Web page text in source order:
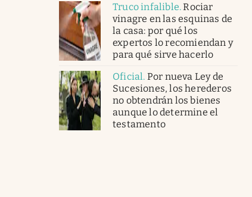
Truco infalible.Rociar
vinagre en las esquinas de
la casa: por qué los
expertos lo recomiendan y
para qué sirve hacerlo
Oficial. Por nueva Ley de
Sucesiones, los herederos
no obtendrán los bienes
aunque lo determine el
testamento